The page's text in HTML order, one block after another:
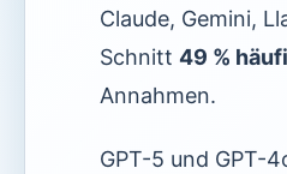
Claude, Gemini,
Schnitt 49 %
Annahmen.
GPT-5 und GPT-